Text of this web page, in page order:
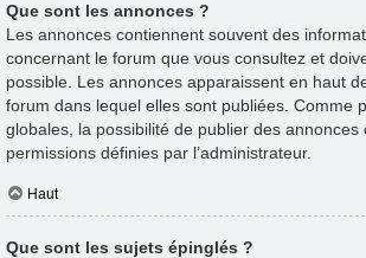
Que sont les annonces ?
Les annonces contiennent souvent des
concernant le forum que vous consultez et
possible. Les annonces apparaissent en haut
forum dans lequel elles sont publiées. Comme
globales, la possibilité de publier des annonces
permissions définies par l’administrateur.
Haut
Que sont les sujets épinglés ?